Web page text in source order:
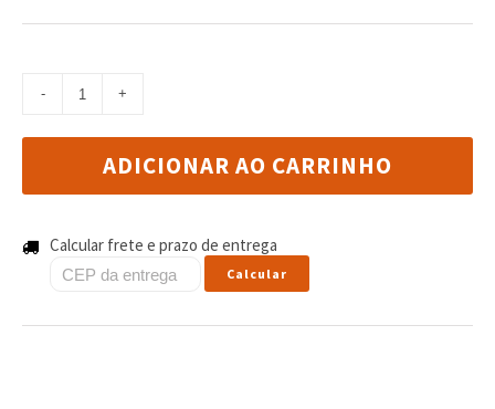
ADICIONAR AO CARRINHO
Calcular frete e prazo de entrega
Calcular